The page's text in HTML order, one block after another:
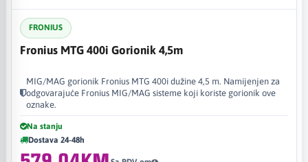
FRONIUS
Fronius MTG 400i Gorionik 4,5m
MIG/MAG gorionik Fronius MTG 400i dužine 4,5 m. Namijenjen za
odgovarajuće Fronius MIG/MAG sisteme koji koriste gorionik ove
oznake.
Na stanju
Dostava 24-48h